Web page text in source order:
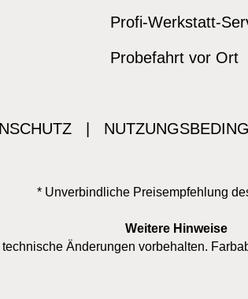
Profi-Werkstatt-
Probefahrt vor Ort
* Unverbindliche Preisempfehlung
Weitere Hinweise
Änderungen vorbehalten.